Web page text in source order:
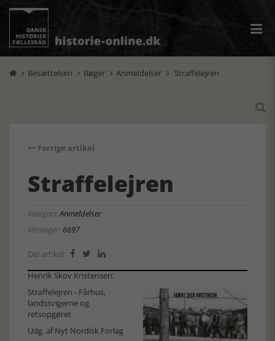
 Besættelsen  Bøger  Anmeldelser  Straffelejren

Forrige artikel
Straffelejren
Kategori:Anmeldelser
Visninger: 6697
Del artikel:   
Henrik Skov Kristensen:
Straffelejren - Fårhus,
landssvigerne og
retsopgøret
Udg. afNyt Nordisk Forlag